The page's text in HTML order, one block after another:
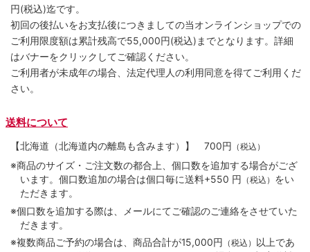
円(税込)迄です。
初回の後払いをお支払後につきましての当オンラインショップでの
ご利用限度額は累計残高で55,000円(税込)までとなります。詳細
はバナーをクリックしてご確認ください。
ご利用者が未成年の場合、法定代理人の利用同意を得てご利用くだ
さい。
送料について
【北海道（北海道内の離島も含みます）】 700円 （税込）
※商品のサイズ・ご注文数の都合上、個口数を追加する場合がござ
います。個口数追加の場合は個口毎に送料+550 円 （税込） をい
ただきます。
※個口数を追加する際は、メールにてご確認のご連絡をさせていた
だきます。
※複数商品ご予約の場合は、商品合計が15,000円 （税込） 以上であ